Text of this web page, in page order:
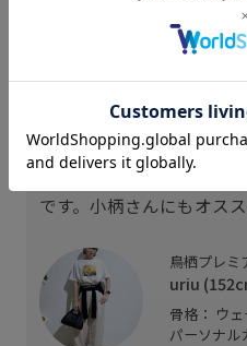
スタッフレビュー
ワンポイントに。
デニムやパンツスタイル
ルスタイルにはもってこい
ベルト穴もちょうどよく
です。小柄さんにもオスス
鳥栖プレミ
uriu
骨格： ウ
パーソナル